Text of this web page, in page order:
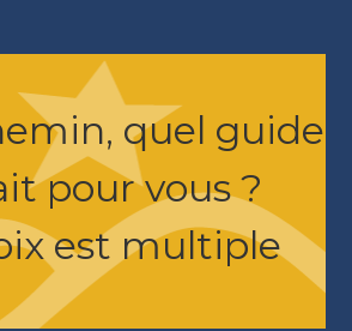
quel guide
pour vous ?
est multiple